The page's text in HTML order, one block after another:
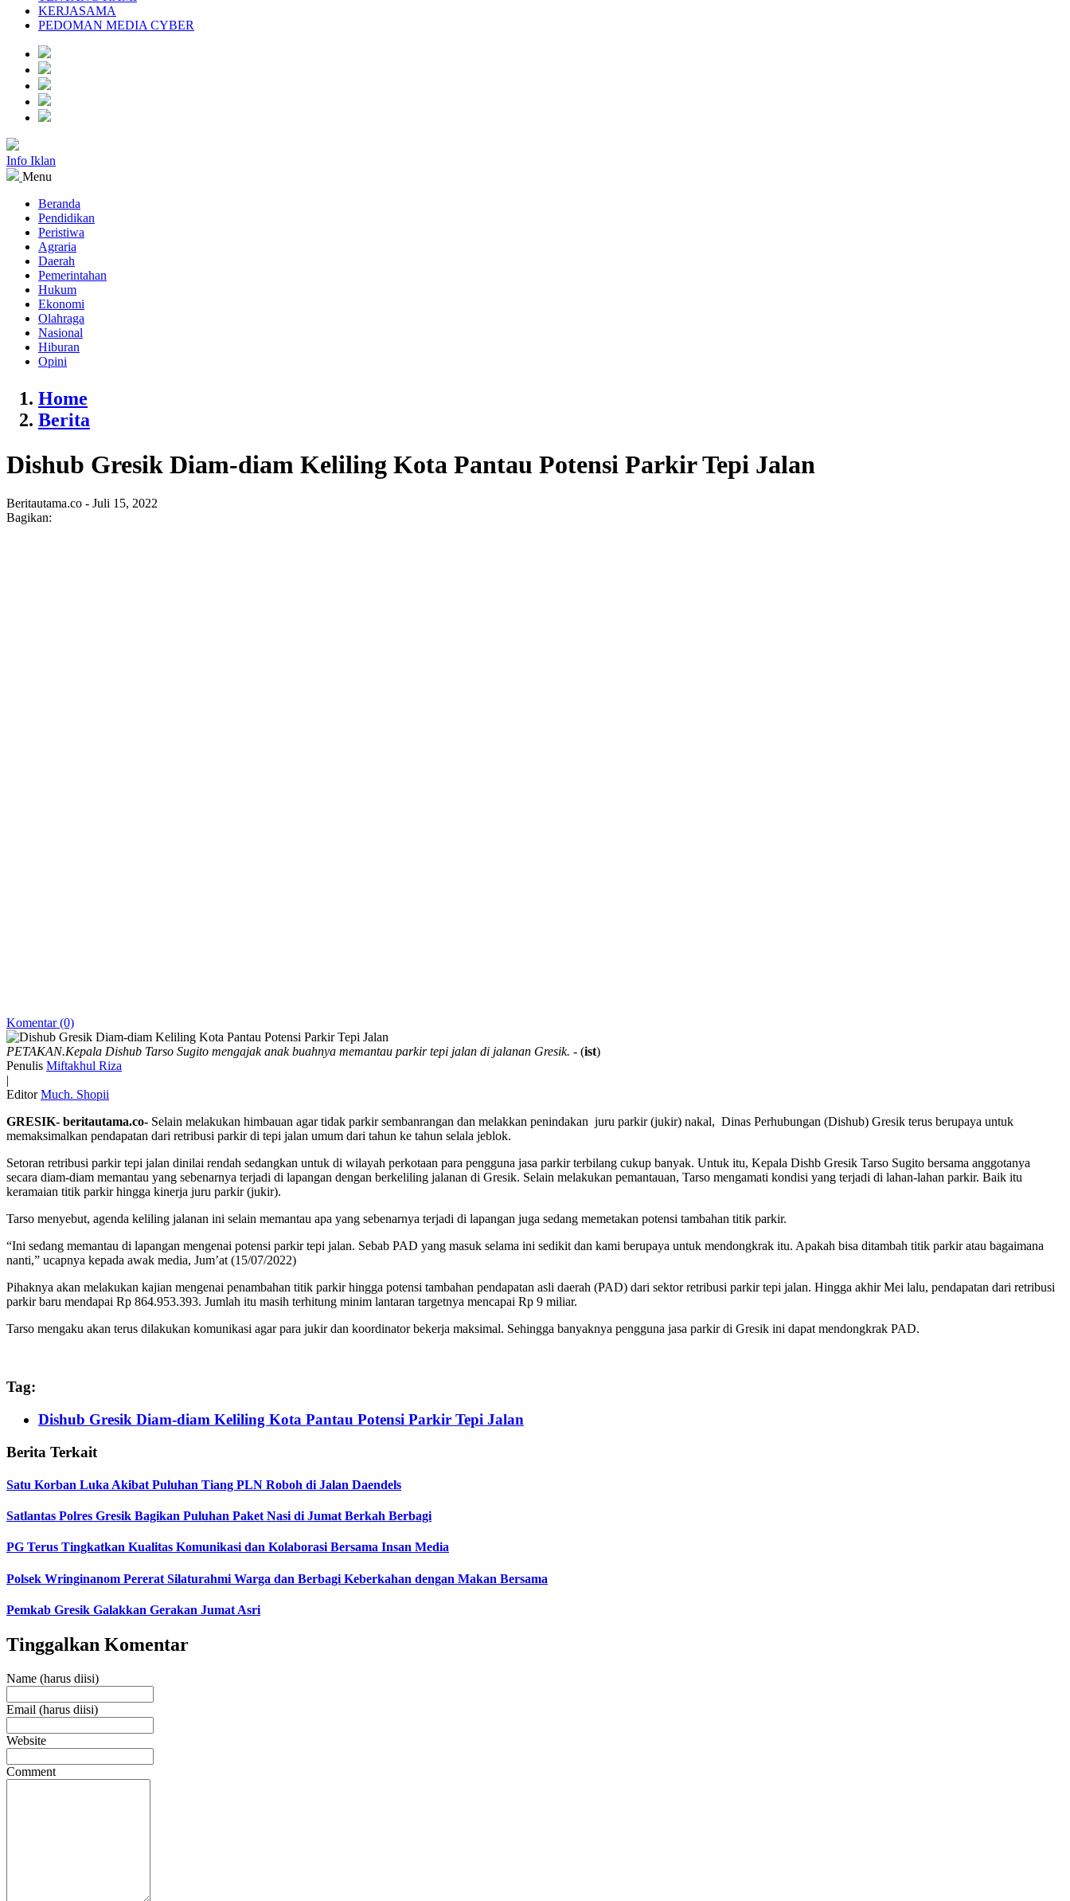
KERJASAMA
PEDOMAN MEDIA CYBER
Info Iklan
Menu
Beranda
Pendidikan
Peristiwa
Agraria
Daerah
Pemerintahan
Hukum
Ekonomi
Olahraga
Nasional
Hiburan
Opini
Home
Berita
Dishub Gresik Diam-diam Keliling Kota Pantau Potensi Parkir Tepi Jalan
Beritautama.co - Juli 15, 2022
Bagikan:
Komentar (0)
PETAKAN.Kepala Dishub Tarso Sugito mengajak anak buahnya memantau parkir tepi jalan di jalanan Gresik. - (ist)
Penulis Miftakhul Riza
|
Editor Much. Shopii
GRESIK- beritautama.co- Selain melakukan himbauan agar tidak parkir sembanrangan dan melakkan penindakan juru parkir (jukir) nakal, Dinas Perhubungan (Dishub) Gresik terus berupaya untuk
memaksimalkan pendapatan dari retribusi parkir di tepi jalan umum dari tahun ke tahun selala jeblok.
Setoran retribusi parkir tepi jalan dinilai rendah sedangkan untuk di wilayah perkotaan para pengguna jasa parkir terbilang cukup banyak. Untuk itu, Kepala Dishb Gresik Tarso Sugito bersama anggotanya
secara diam-diam memantau yang sebenarnya terjadi di lapangan dengan berkeliling jalanan di Gresik. Selain melakukan pemantauan, Tarso mengamati kondisi yang terjadi di lahan-lahan parkir. Baik itu
keramaian titik parkir hingga kinerja juru parkir (jukir).
Tarso menyebut, agenda keliling jalanan ini selain memantau apa yang sebenarnya terjadi di lapangan juga sedang memetakan potensi tambahan titik parkir.
“Ini sedang memantau di lapangan mengenai potensi parkir tepi jalan. Sebab PAD yang masuk selama ini sedikit dan kami berupaya untuk mendongkrak itu. Apakah bisa ditambah titik parkir atau bagaimana
nanti,” ucapnya kepada awak media, Jum’at (15/07/2022)
Pihaknya akan melakukan kajian mengenai penambahan titik parkir hingga potensi tambahan pendapatan asli daerah (PAD) dari sektor retribusi parkir tepi jalan. Hingga akhir Mei lalu, pendapatan dari retribusi
parkir baru mendapai Rp 864.953.393. Jumlah itu masih terhitung minim lantaran targetnya mencapai Rp 9 miliar.
Tarso mengaku akan terus dilakukan komunikasi agar para jukir dan koordinator bekerja maksimal. Sehingga banyaknya pengguna jasa parkir di Gresik ini dapat mendongkrak PAD.
Tag:
Dishub Gresik Diam-diam Keliling Kota Pantau Potensi Parkir Tepi Jalan
Berita Terkait
Satu Korban Luka Akibat Puluhan Tiang PLN Roboh di Jalan Daendels
Satlantas Polres Gresik Bagikan Puluhan Paket Nasi di Jumat Berkah Berbagi
PG Terus Tingkatkan Kualitas Komunikasi dan Kolaborasi Bersama Insan Media
Polsek Wringinanom Pererat Silaturahmi Warga dan Berbagi Keberkahan dengan Makan Bersama
Pemkab Gresik Galakkan Gerakan Jumat Asri
Tinggalkan Komentar
Name (harus diisi)
Email (harus diisi)
Website
Comment